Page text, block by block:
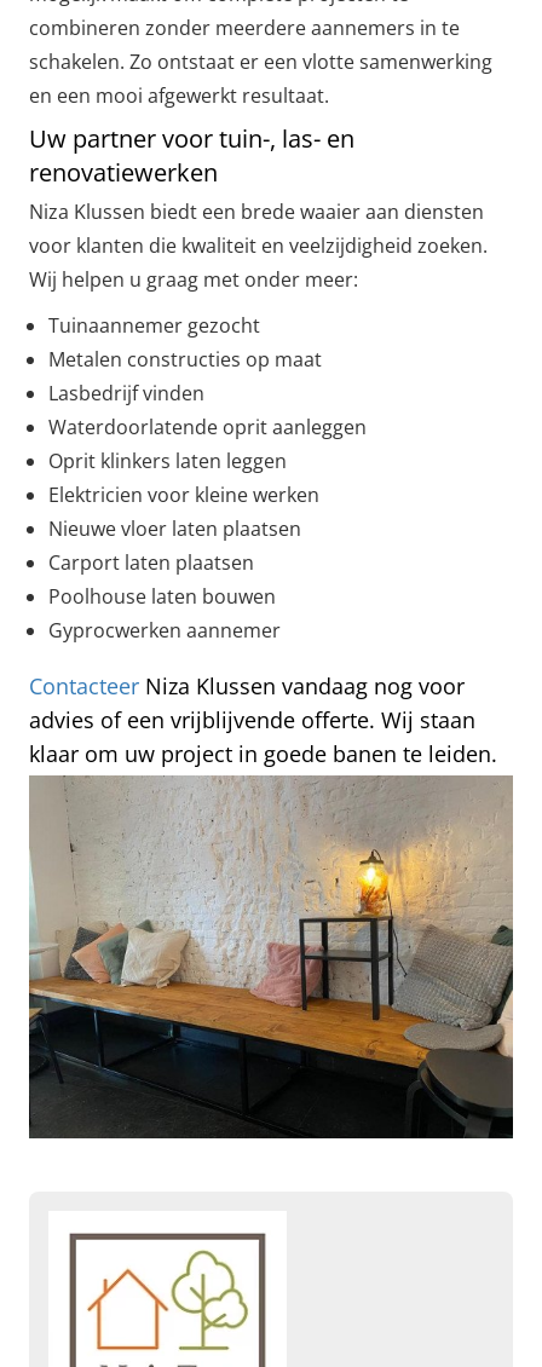
combineren zonder meerdere aannemers in te
schakelen. Zo ontstaat er een vlotte samenwerking
en een mooi afgewerkt resultaat.
Uw partner voor tuin-, las- en
renovatiewerken
Niza Klussen biedt een brede waaier aan diensten
voor klanten die kwaliteit en veelzijdigheid zoeken.
Wij helpen u graag met onder meer:
Tuinaannemer gezocht
Metalen constructies op maat
Lasbedrijf vinden
Waterdoorlatende oprit aanleggen
Oprit klinkers laten leggen
Elektricien voor kleine werken
Nieuwe vloer laten plaatsen
Carport laten plaatsen
Poolhouse laten bouwen
Gyprocwerken aannemer
Contacteer Niza Klussen vandaag nog voor
advies of een vrijblijvende offerte. Wij staan
klaar om uw project in goede banen te leiden.